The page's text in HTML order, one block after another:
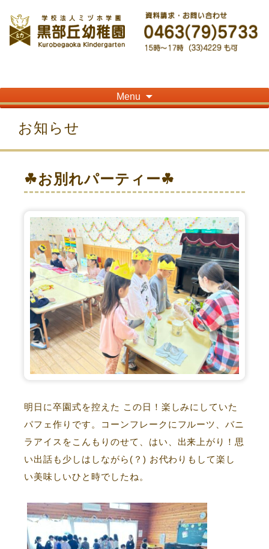
神奈川県平塚市の「学校法人ミヅホ学園黒部丘幼稚園」です！高麗山が見える閑静
な住宅街にある静かな環境で幼児教育を行っています
Menu
to
content
お知らせ
☘お別れパーティー☘
明日に卒園式を控えた この日！楽しみにしていた
パフェ作りです。コーンフレークにフルーツ、バニ
ラアイスをこんもりのせて、はい、出来上がり！思
い出話も少しはしながら(？) お代わりもして楽し
い美味しいひと時でしたね。